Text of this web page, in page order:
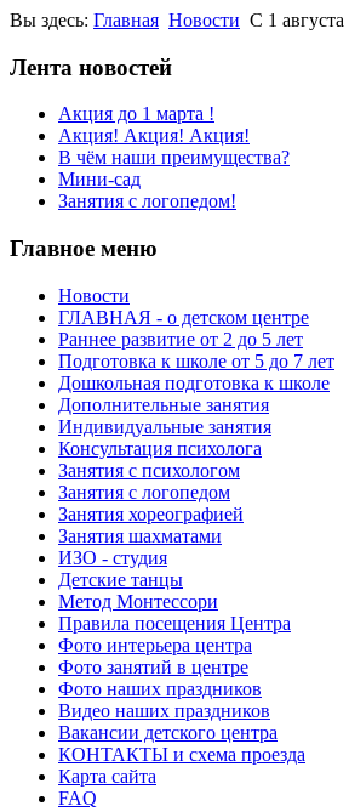
Вы здесь: Главная Новости С 1
Лента новостей
Акция до 1 марта !
Акция! Акция! Акция!
В чём наши преимущества?
Мини-сад
Занятия с логопедом!
Главное меню
Новости
ГЛАВНАЯ - о детском центре
Раннее развитие от 2 до 5 лет
Подготовка к школе от 5 до 7 лет
Дошкольная подготовка к школе
Дополнительные занятия
Индивидуальные занятия
Консультация психолога
Занятия с психологом
Занятия с логопедом
Занятия хореографией
Занятия шахматами
ИЗО - студия
Детские танцы
Метод Монтессори
Правила посещения Центра
Фото интерьера центра
Фото занятий в центре
Фото наших праздников
Видео наших праздников
Вакансии детского центра
КОНТАКТЫ и схема проезда
Карта сайта
FAQ